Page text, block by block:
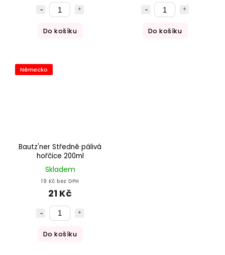
Do košíku Do košíku
Německo
Bautz'ner Středně pálivá
hořčice 200ml
Skladem
19 Kč bez DPH
21 Kč
Do košíku